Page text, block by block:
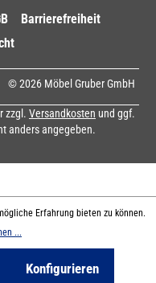
Barrierefreiheit
© 2026 Möbel Gruber GmbH
zzgl. Versandkosten und ggf.
anders angegeben.
Erfahrung bieten zu können.
...
Konfigurieren